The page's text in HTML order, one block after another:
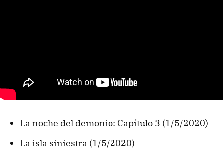
La noche del demonio: Capítulo 3 (1/5/2020)
La isla siniestra (1/5/2020)